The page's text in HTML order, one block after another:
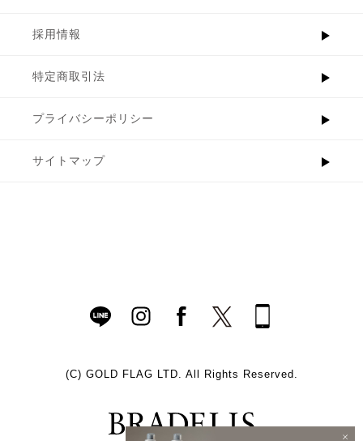
採用情報
特定商取引法
プライバシーポリシー
サイトマップ
(C) GOLD FLAG LTD. All Rights Reserved.